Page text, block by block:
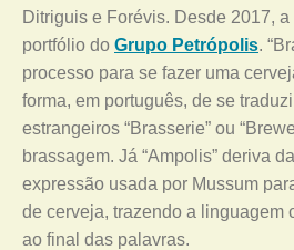
Ditriguis e Forévis. Desde 2017,
portfólio do Grupo Petrópolis.
processo para se fazer uma
forma, em português, de se
estrangeiros “Brasserie” ou
brassagem. Já “Ampolis” deriva
expressão usada por Mussum
de cerveja, trazendo a linguagem
ao final das palavras.